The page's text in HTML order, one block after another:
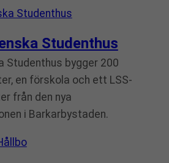
Studenthus
Studenthus bygger 200
en förskola och ett LSS-
från den nya
i Barkarbystaden.